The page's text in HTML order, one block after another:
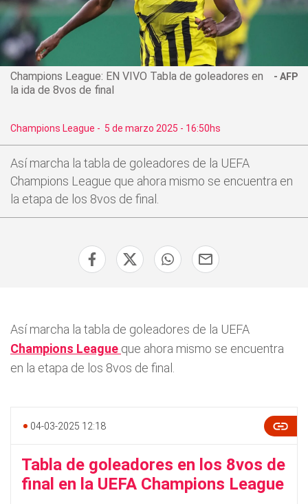
Champions League: EN VIVO Tabla de goleadores en
la ida de 8vos de final
AFP
Champions League - 5 de marzo 2025 - 16:50hs
Así marcha la tabla de goleadores de la UEFA
Champions League que ahora mismo se encuentra en
la etapa de los 8vos de final.
Así marcha la tabla de goleadores de la UEFA
Champions League que ahora mismo se encuentra
en la etapa de los 8vos de final.
04-03-2025 12:18
Tabla de goleadores en los 8vos de
final en la UEFA Champions League